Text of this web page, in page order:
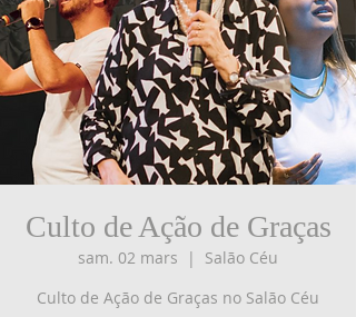
Culto de Ação de Graças
sam. 02 mars
  |
Salão Céu
Culto de Ação de Graças no Salão Céu